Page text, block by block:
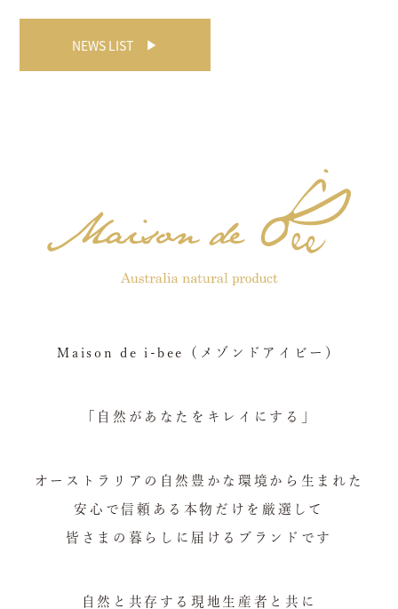
NEWS LIST
Maison de i-bee（メゾンドアイビー）
「自然があなたをキレイにする」
オーストラリアの自然豊かな環境から生まれた
安心で信頼ある本物だけを厳選して
皆さまの暮らしに届けるブランドです
自然と共存する現地生産者と共に